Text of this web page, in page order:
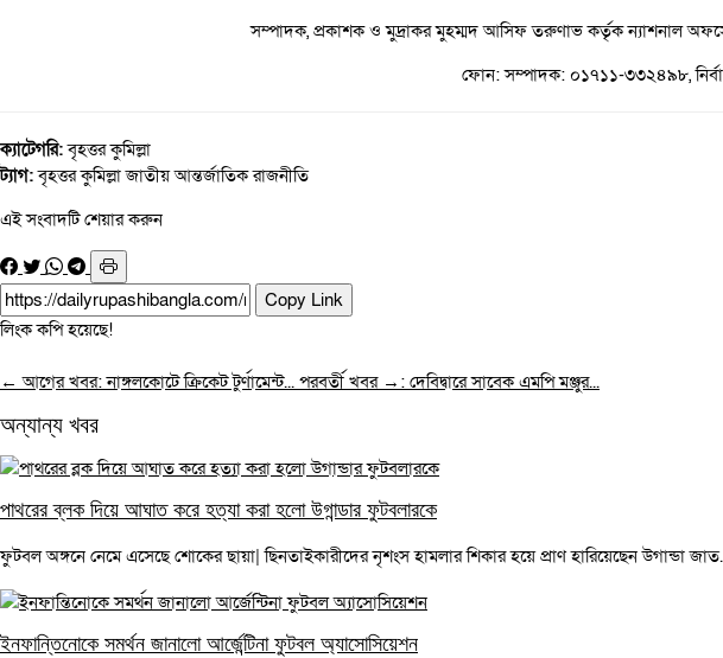
সম্পাদক, প্রকাশক ও মুদ্রাকর মুহম্মদ আসিফ তরুণাভ কর্তৃক ন্যাশনাল
ফোন: সম্পাদক: ০১৭১১-৩৩২৪৯৮,
ক্যাটেগরি: বৃহত্তর কুমিল্লা
ট্যাগ: বৃহত্তর কুমিল্লা জাতীয় আন্তর্জাতিক রাজনীতি
এই সংবাদটি শেয়ার করুন
Copy Link
লিংক কপি হয়েছে!
← আগের খবর: নাঙ্গলকোটে ক্রিকেট টুর্ণামেন্ট... পরবর্তী খবর →: দেবিদ্বারে সাবেক এমপি মঞ্জুর...
অন্যান্য খবর
পাথরের ব্লক দিয়ে আঘাত করে হত্যা করা হলো উগান্ডার ফুটবলারকে
ফুটবল অঙ্গনে নেমে এসেছে শোকের ছায়া| ছিনতাইকারীদের নৃশংস হামলার শিকার হয়ে প্রাণ হারিয়েছেন উগান্ডা
ইনফান্তিনোকে সমর্থন জানালো আর্জেন্টিনা ফুটবল অ্যাসোসিয়েশন